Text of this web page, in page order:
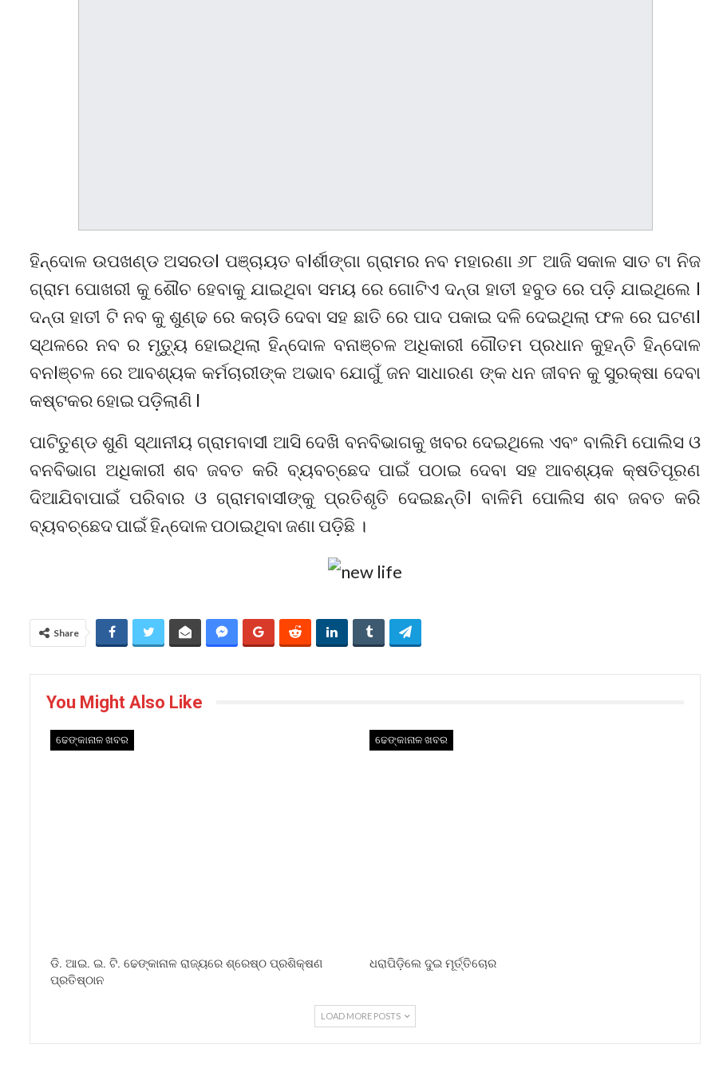
ହିନ୍ଦୋଳ ଉପଖଣ୍ଡ ଅସରଡl ପଞ୍ଚାୟତ ବlର୍ଶୀଙ୍ଗା ଗ୍ରାମର ନବ ମହାରଣା ୬୮ ଆଜି ସକାଳ ସାତ ଟା ନିଜ
ଗ୍ରାମ ପୋଖରୀ କୁ ଶୌଚ ହେବାକୁ ଯାଇଥିବା ସମୟ ରେ ଗୋଟିଏ ଦନ୍ତା ହାତୀ ହବୁଡ ରେ ପଡ଼ି ଯାଇଥିଲେ l
ଦନ୍ତା ହାତୀ ଟି ନବ କୁ ଶୁଣ୍ଢ ରେ କଚାଡି ଦେବା ସହ ଛାତି ରେ ପାଦ ପକାଇ ଦଳି ଦେଇଥିଲା ଫଳ ରେ ଘଟଣl
ସ୍ଥଳରେ ନବ ର ମୃତ୍ୟୁ ହୋଇଥିଲା ହିନ୍ଦୋଳ ବନାଞ୍ଚଳ ଅଧିକାରୀ ଗୌତମ ପ୍ରଧାନ କୁହନ୍ତି ହିନ୍ଦୋଳ
ବନlଞ୍ଚଳ ରେ ଆବଶ୍ୟକ କର୍ମଚାରୀଙ୍କ ଅଭାବ ଯୋଗୁଁ ଜନ ସାଧାରଣ ଙ୍କ ଧନ ଜୀବନ କୁ ସୁରକ୍ଷା ଦେବା
କଷ୍ଟକର ହୋଇ ପଡ଼ିଲାଣି l
ପାଟିତୁଣ୍ଡ ଶୁଣି ସ୍ଥାନୀୟ ଗ୍ରାମବାସୀ ଆସି ଦେଖି ବନବିଭାଗକୁ ଖବର ଦେଇଥିଲେ ଏବଂ ବାଲିମି ପୋଲିସ ଓ
ବନବିଭାଗ ଅଧିକାରୀ ଶବ ଜବତ କରି ବ୍ୟବଚ୍ଛେଦ ପାଇଁ ପଠାଇ ଦେବା ସହ ଆବଶ୍ୟକ କ୍ଷତିପୂରଣ
ଦିଆଯିବାପାଇଁ ପରିବାର ଓ ଗ୍ରାମବାସୀଙ୍କୁ ପ୍ରତିଶୃତି ଦେଇଛନ୍ତିl ବାଳିମି ପୋଲିସ ଶବ ଜବତ କରି
ବ୍ୟବଚ୍ଛେଦ ପାଇଁ ହିନ୍ଦୋଳ ପଠାଇଥିବା ଜଣା ପଡ଼ିଛି ।
Share
You Might Also Like
ଢେଙ୍କାନାଳ ଖବର
ଡି. ଆଇ. ଇ. ଟି. ଢେଙ୍କାନାଳ ରାଜ୍ୟରେ ଶ୍ରେଷ୍ଠ ପ୍ରଶିକ୍ଷଣ
ପ୍ରତିଷ୍ଠାନ
ଢେଙ୍କାନାଳ ଖବର
ଧରାପିଡ଼ିଲେ ଦୁଇ ମୂର୍ତ୍ତିଚୋର
LOAD MORE POSTS